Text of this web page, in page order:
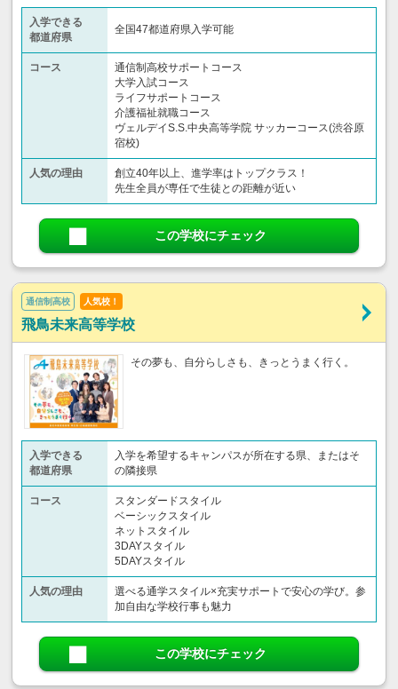
入学できる
都道府県
全国47都道府県入学可能
コース
通信制高校サポートコース
大学入試コース
ライフサポートコース
介護福祉就職コース
ヴェルデイS.S.中央高等学院 サッカーコース(渋谷原
宿校)
人気の理由
創立40年以上、進学率はトップクラス！
先生全員が専任で生徒との距離が近い
この学校にチェック
通信制高校 人気校！
飛鳥未来高等学校
その夢も、自分らしさも、きっとうまく行く。
入学できる
都道府県
入学を希望するキャンパスが所在する県、またはそ
の隣接県
コース
スタンダードスタイル
ベーシックスタイル
ネットスタイル
3DAYスタイル
5DAYスタイル
人気の理由
選べる通学スタイル×充実サポートで安心の学び。参
加自由な学校行事も魅力
この学校にチェック